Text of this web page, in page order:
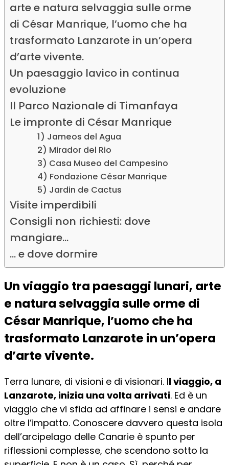
arte e natura selvaggia sulle orme
di César Manrique, l’uomo che ha
trasformato Lanzarote in un’opera
d’arte vivente.
Un paesaggio lavico in continua
evoluzione
Il Parco Nazionale di Timanfaya
Le impronte di César Manrique
1) Jameos del Agua
2) Mirador del Rio
3) Casa Museo del Campesino
4) Fondazione César Manrique
5) Jardin de Cactus
Visite imperdibili
Consigli non richiesti: dove
mangiare...
... e dove dormire
Un viaggio tra paesaggi lunari, arte
e natura selvaggia sulle orme di
César Manrique, l’uomo che ha
trasformato Lanzarote in un’opera
d’arte vivente.
Terra lunare, di visioni e di visionari. Il viaggio, a
Lanzarote, inizia una volta arrivati. Ed è un
viaggio che vi sfida ad affinare i sensi e andare
oltre l’impatto. Conoscere davvero questa isola
dell’arcipelago delle Canarie è spunto per
riflessioni complesse, che scendono sotto la